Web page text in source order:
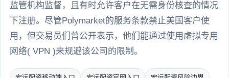
监管机构监督，且有时允许客户在无需身份核查的情况
下注册。尽管Polymarket的服务条款禁止美国客户使
用，但交易员们曾公开表示，他们能通过使用虚拟专用
网络( VPN )来规避该公司的限制。